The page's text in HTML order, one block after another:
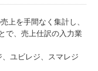
上を手間なく集計し、
で、売上仕訳の入力業
ユビレジ、スマレジ